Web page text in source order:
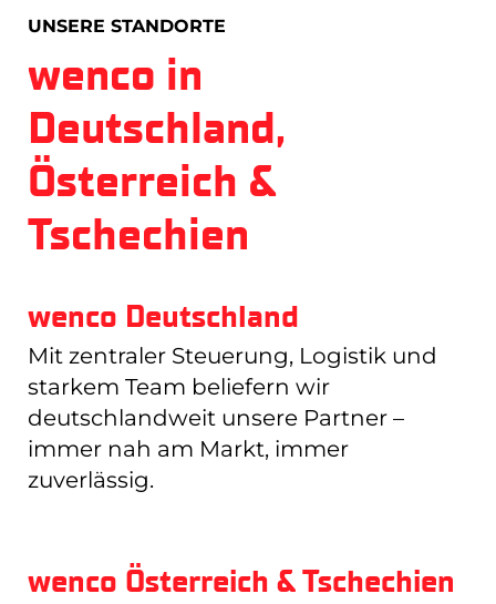
wenco in
Deutschland,
Österreich &
Tschechien
UNSERE STANDORTE
wenco Deutschland
Mit zentraler Steuerung, Logistik und
starkem Team beliefern wir
deutschlandweit unsere Partner –
immer nah am Markt, immer
zuverlässig.
wenco Österreich & Tschechien